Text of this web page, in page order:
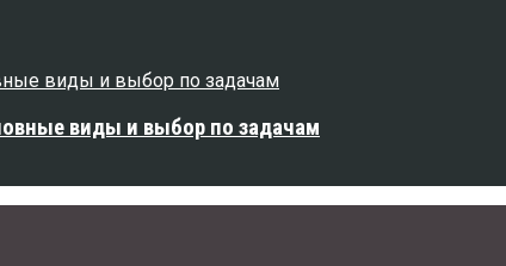
виды и выбор по задачам